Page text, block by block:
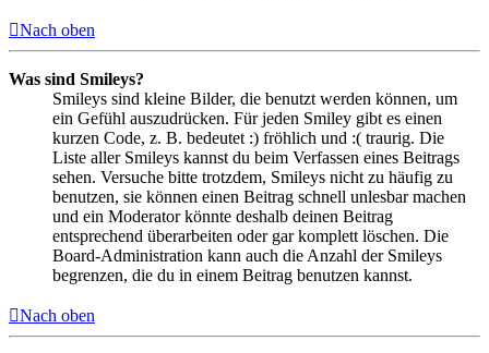
Nach oben
Was sind Smileys?
Smileys sind kleine Bilder, die benutzt werden können, um
ein Gefühl auszudrücken. Für jeden Smiley gibt es einen
kurzen Code, z. B. bedeutet :) fröhlich und :( traurig. Die
Liste aller Smileys kannst du beim Verfassen eines Beitrags
sehen. Versuche bitte trotzdem, Smileys nicht zu häufig zu
benutzen, sie können einen Beitrag schnell unlesbar machen
und ein Moderator könnte deshalb deinen Beitrag
entsprechend überarbeiten oder gar komplett löschen. Die
Board-Administration kann auch die Anzahl der Smileys
begrenzen, die du in einem Beitrag benutzen kannst.
Nach oben